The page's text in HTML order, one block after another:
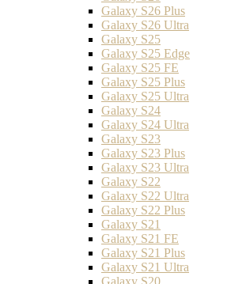
Galaxy S26 Plus
Galaxy S26 Ultra
Galaxy S25
Galaxy S25 Edge
Galaxy S25 FE
Galaxy S25 Plus
Galaxy S25 Ultra
Galaxy S24
Galaxy S24 Ultra
Galaxy S23
Galaxy S23 Plus
Galaxy S23 Ultra
Galaxy S22
Galaxy S22 Ultra
Galaxy S22 Plus
Galaxy S21
Galaxy S21 FE
Galaxy S21 Plus
Galaxy S21 Ultra
Galaxy S20